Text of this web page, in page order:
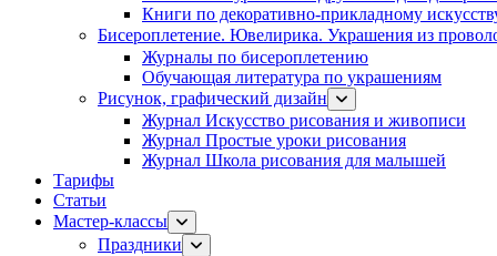
Книги по декоративно-прикладному
Бисероплетение. Ювелирика. Украшения из
Журналы по бисероплетению
Обучающая литература по украшениям
Рисунок, графический дизайн
Журнал Искусство рисования и живописи
Журнал Простые уроки рисования
Журнал Школа рисования для малышей
Тарифы
Статьи
Мастер-классы
Праздники